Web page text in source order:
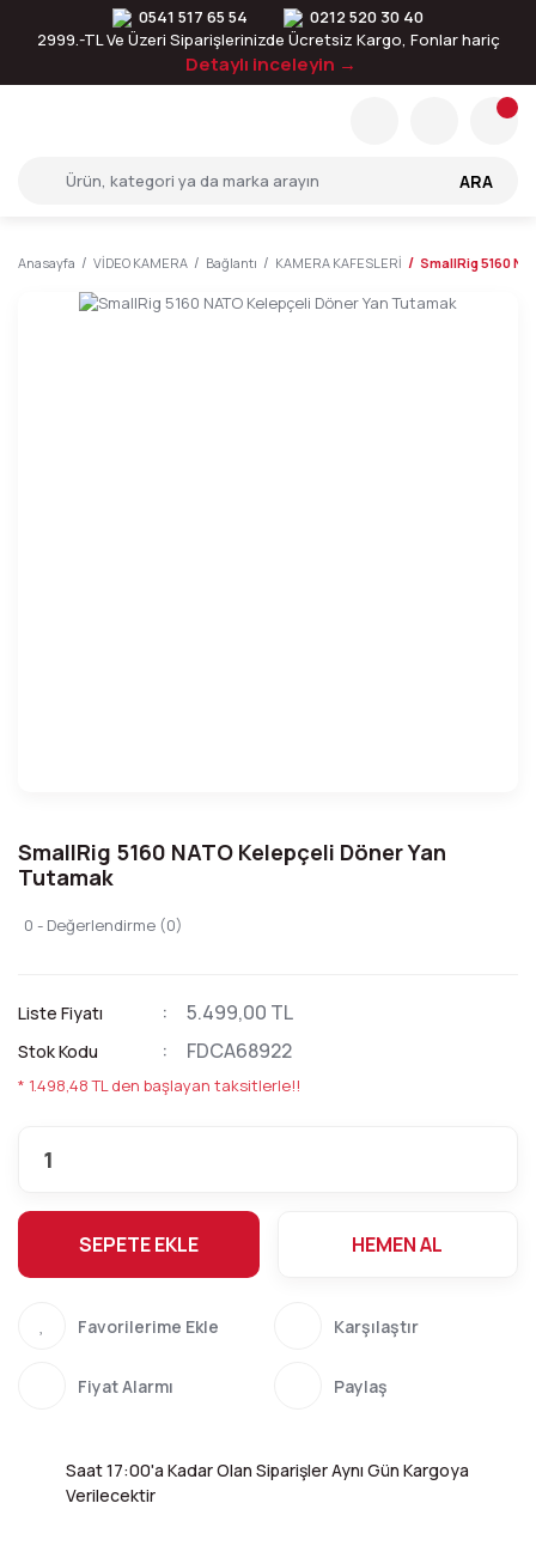
0541 517 65 54
0212 520 30 40
2999.-TL Ve Üzeri Siparişlerinizde Ücretsiz Kargo, Fonlar hariç
Detaylı inceleyin →
ARA
Anasayfa VİDEO KAMERA Bağlantı KAMERA KAFESLERİ SmallRig 5160
SmallRig 5160 NATO Kelepçeli Döner Yan
Tutamak
0 - Değerlendirme (0)
Liste Fiyatı 5.499,00 TL
Stok Kodu FDCA68922
* 1.498,48 TL den başlayan taksitlerle!!
SEPETE EKLE HEMEN AL
Karşılaştır
Fiyat Alarmı Paylaş
Saat 17:00'a Kadar Olan Siparişler Aynı Gün Kargoya
Verilecektir